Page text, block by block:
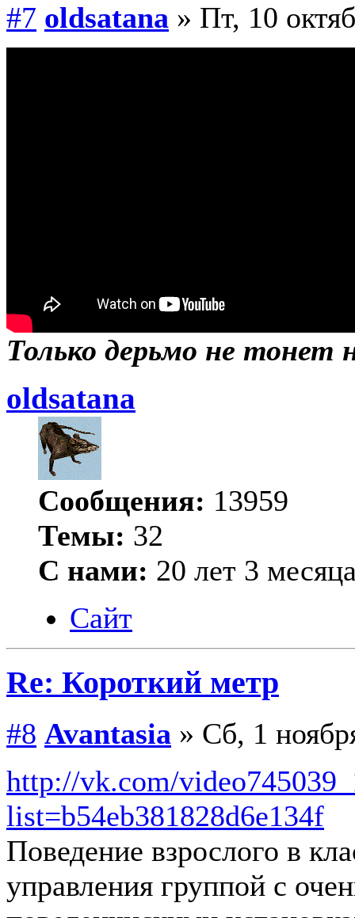
#7 oldsatana » Пт, 10
Только дерьмо не тонет
oldsatana
Сообщения: 13959
Темы: 32
С нами: 20 лет 3
Сайт
Re: Короткий метр
#8 Avantasia » Сб, 1
http://vk.com/
list=b54eb381828d6e134f
Поведение взрослого в
управления группой с